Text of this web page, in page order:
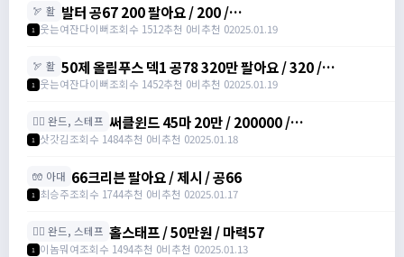
🏹 활 발터 공67 200 팔아요 / 200 /
https://open.kakao.com/o/sudvnjbh
1 웃는여잔다이뻐조회수 1512추천 0비추천 02025.01.19
🏹 활 50제 올림푸스 덱1 공78 320만 팔아요 / 320 /
https://open.kakao.com/o/sudvnjbh
1 웃는여잔다이뻐조회수 1452추천 0비추천 02025.01.19
🧙‍♀️ 완드, 스테프 써클윈드 45마 20만 / 200000 /
https://open.kakao.com/o/sqsdWdbh
1 삿갓김조회수 1484추천 0비추천 02025.01.18
🧤 아대 66크리븐 팔아요 / 제시 / 공66
1 최승주조회수 1744추천 0비추천 02025.01.17
🧙‍♀️ 완드, 스테프 홀스태프 / 50만원 / 마력57
1 이놈뭐여조회수 1494추천 0비추천 02025.01.13